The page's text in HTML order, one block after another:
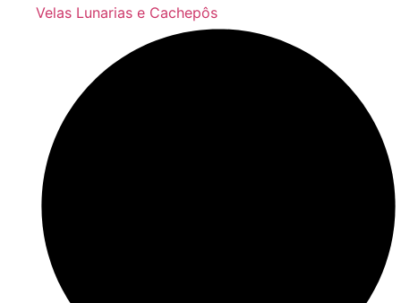
Velas Lunarias e Cachepôs